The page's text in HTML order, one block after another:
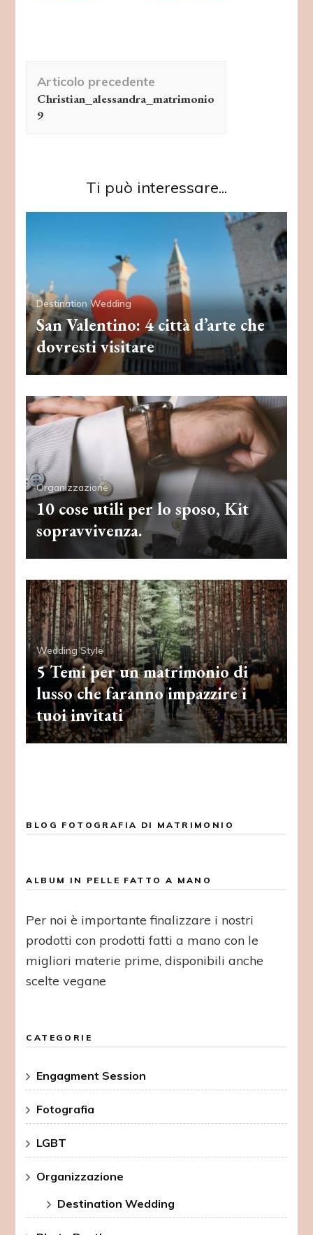
articolo
Articolo precedente
Christian_alessandra_matrimonio
9
Ti può interessare...
Destination Wedding
San Valentino: 4 città d’arte che
dovresti visitare
Organizzazione
10 cose utili per lo sposo, Kit
sopravvivenza.
Wedding Style
5 Temi per un matrimonio di
lusso che faranno impazzire i
tuoi invitati
BLOG FOTOGRAFIA DI MATRIMONIO
ALBUM IN PELLE FATTO A MANO
Per noi è importante finalizzare i nostri
prodotti con prodotti fatti a mano con le
migliori materie prime, disponibili anche
scelte vegane
CATEGORIE
Engagment Session
Fotografia
LGBT
Organizzazione
Destination Wedding